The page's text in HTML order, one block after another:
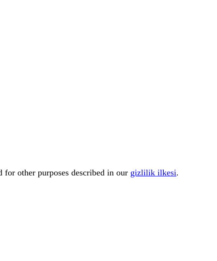
for other purposes described in our gizlilik ilkesi.